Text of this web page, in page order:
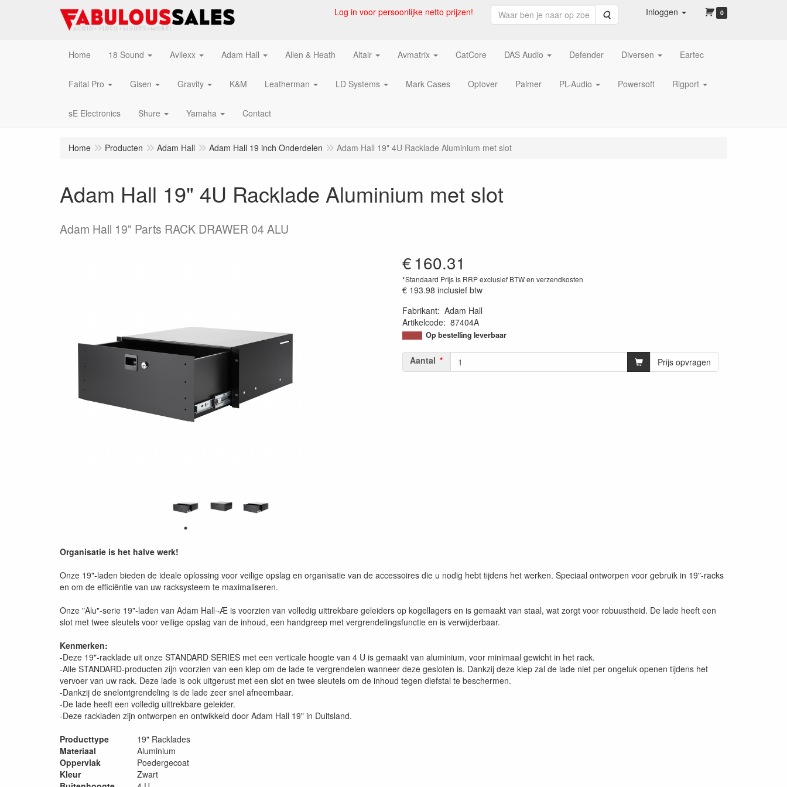
Log in voor persoonlijke netto prijzen! Zoeken Inloggen 0
Home 18 Sound Avilexx Adam Hall Allen & Heath Altair Avmatrix CatCore DAS Audio Defender Diversen Eartec
Faital Pro Gisen Gravity K&M Leatherman LD Systems Mark Cases Optover Palmer PL-Audio Powersoft Rigport
sE Electronics Shure Yamaha Contact
Home Producten Adam Hall Adam Hall 19 inch Onderdelen Adam Hall 19" 4U Racklade Aluminium met slot
Adam Hall 19" 4U Racklade Aluminium met slot
Adam Hall 19" Parts RACK DRAWER 04 ALU
€160.31
*Standaard Prijs is RRP exclusief BTW en verzendkosten
€ 193.98 inclusief btw
Fabrikant: Adam Hall
Artikelcode: 87404A
Op bestelling leverbaar
Aantal Prijs opvragen
Organisatie is het halve werk!
Onze 19"-laden bieden de ideale oplossing voor veilige opslag en organisatie van de accessoires die u nodig hebt tijdens het werken. Speciaal ontworpen voor gebruik in 19"-racks
en om de efficiëntie van uw racksysteem te maximaliseren.
Onze "Alu"-serie 19"-laden van Adam Hall¬Æ is voorzien van volledig uittrekbare geleiders op kogellagers en is gemaakt van staal, wat zorgt voor robuustheid. De lade heeft een
slot met twee sleutels voor veilige opslag van de inhoud, een handgreep met vergrendelingsfunctie en is verwijderbaar.
Kenmerken:
-Deze 19"-racklade uit onze STANDARD SERIES met een verticale hoogte van 4 U is gemaakt van aluminium, voor minimaal gewicht in het rack.
-Alle STANDARD-producten zijn voorzien van een klep om de lade te vergrendelen wanneer deze gesloten is. Dankzij deze klep zal de lade niet per ongeluk openen tijdens het
vervoer van uw rack. Deze lade is ook uitgerust met een slot en twee sleutels om de inhoud tegen diefstal te beschermen.
-Dankzij de snelontgrendeling is de lade zeer snel afneembaar.
-De lade heeft een volledig uittrekbare geleider.
-Deze rackladen zijn ontworpen en ontwikkeld door Adam Hall 19" in Duitsland.
Producttype
19" Racklades
Materiaal
Aluminium
Oppervlak
Poedergecoat
Kleur
Zwart